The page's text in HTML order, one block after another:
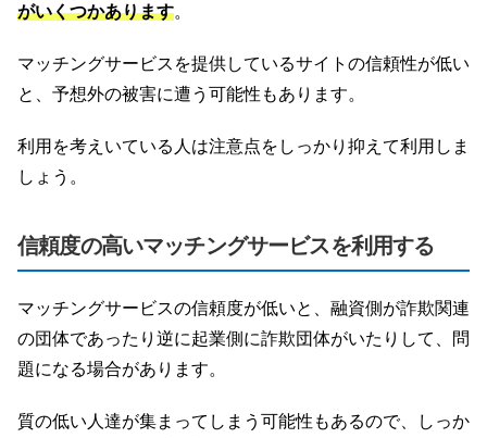
がいくつかあります。
マッチングサービスを提供しているサイトの信頼性が低い
と、予想外の被害に遭う可能性もあります。
利用を考えいている人は注意点をしっかり抑えて利用しま
しょう。
信頼度の高いマッチングサービスを利用する
マッチングサービスの信頼度が低いと、融資側が詐欺関連
の団体であったり逆に起業側に詐欺団体がいたりして、問
題になる場合があります。
質の低い人達が集まってしまう可能性もあるので、しっか